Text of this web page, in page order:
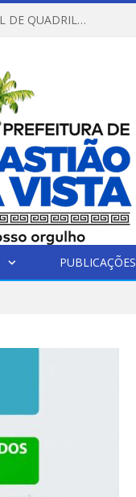
REGULAMENTO DO X CONCURSO INTERMUNICIPAL DE QUADRILHAS JUNINAS – 2026 – ARRAIÁ DA VENEZA
PUBLICAÇÕES